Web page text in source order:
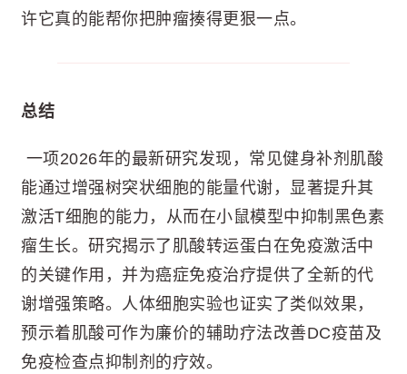
许它真的能帮你把肿瘤揍得更狠一点。
总结
一项2026年的最新研究发现，常见健身补剂肌酸
能通过增强树突状细胞的能量代谢，显著提升其
激活T细胞的能力，从而在小鼠模型中抑制黑色素
瘤生长。研究揭示了肌酸转运蛋白在免疫激活中
的关键作用，并为癌症免疫治疗提供了全新的代
谢增强策略。人体细胞实验也证实了类似效果，
预示着肌酸可作为廉价的辅助疗法改善DC疫苗及
免疫检查点抑制剂的疗效。